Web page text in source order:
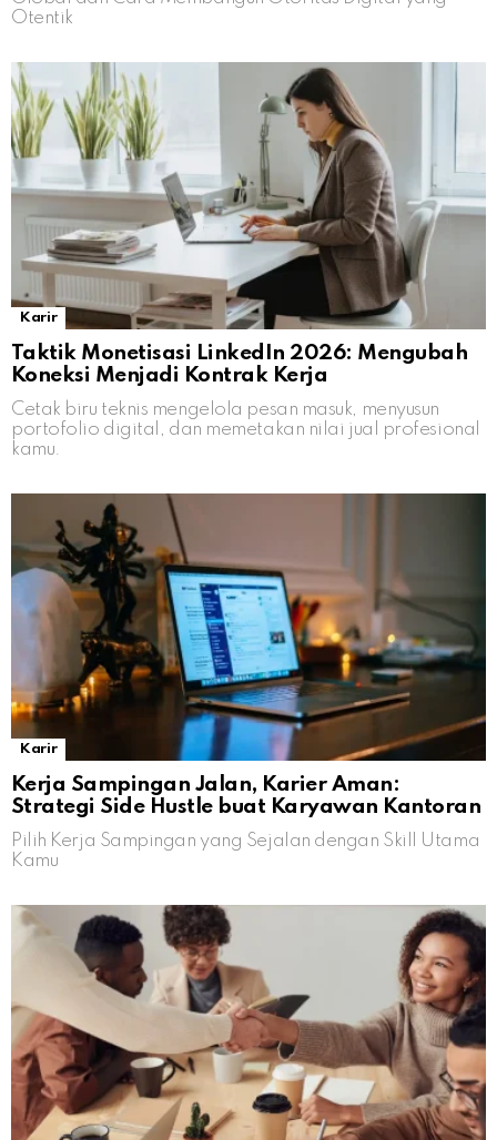
Otentik
Karir
Taktik Monetisasi LinkedIn 2026: Mengubah
Koneksi Menjadi Kontrak Kerja
Cetak biru teknis mengelola pesan masuk, menyusun
portofolio digital, dan memetakan nilai jual profesional
kamu.
Karir
Kerja Sampingan Jalan, Karier Aman:
Strategi Side Hustle buat Karyawan Kantoran
Pilih Kerja Sampingan yang Sejalan dengan Skill Utama
Kamu